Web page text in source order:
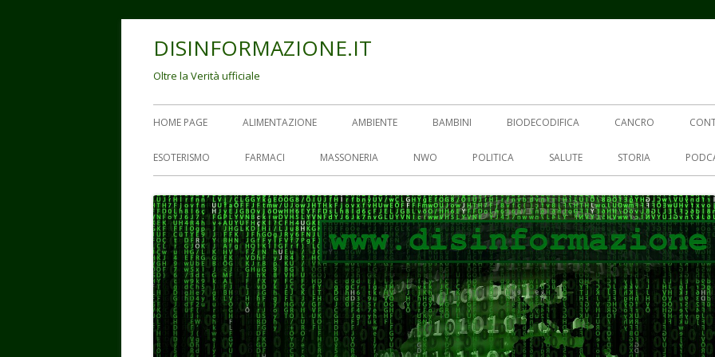
DISINFORMAZIONE.IT
Oltre la Verità ufficiale
Menu
principale
HOME PAGE ALIMENTAZIONE AMBIENTE BAMBINI BIODECODIFICA CANCRO
ESOTERISMO FARMACI MASSONERIA NWO POLITICA SALUTE STORIA